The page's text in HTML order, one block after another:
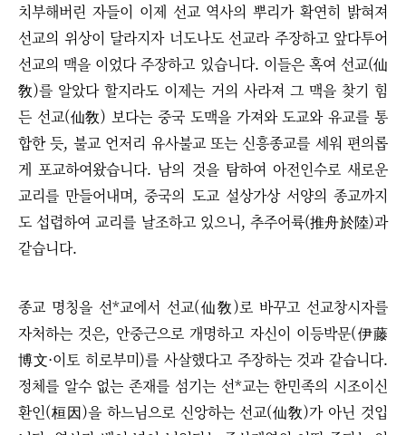
치부해버린 자들이 이제 선교 역사의 뿌리가 확연히 밝혀져
선교의 위상이 달라지자 너도나도 선교라 주장하고 앞다투어
선교의 맥을 이었다 주장하고 있습니다. 이들은 혹여 선교(仙
敎)를 알았다 할지라도 이제는 거의 사라져 그 맥을 찾기 힘
든 선교(仙敎) 보다는 중국 도맥을 가져와 도교와 유교를 통
합한 듯, 불교 언저리 유사불교 또는 신흥종교를 세워 편의롭
게 포교하여왔습니다. 남의 것을 탐하여 아전인수로 새로운
교리를 만들어내며, 중국의 도교 설상가상 서양의 종교까지
도 섭렵하여 교리를 날조하고 있으니, 추주어륙(推舟於陸)과
같습니다.
종교 명칭을 선*교에서 선교(仙敎)로 바꾸고 선교창시자를
자처하는 것은, 안중근으로 개명하고 자신이 이등박문(伊藤
博文·이토 히로부미)를 사살했다고 주장하는 것과 같습니다.
정체를 알수 없는 존재를 섬기는 선*교는 한민족의 시조이신
환인(桓因)을 하느님으로 신앙하는 선교(仙敎)가 아닌 것입